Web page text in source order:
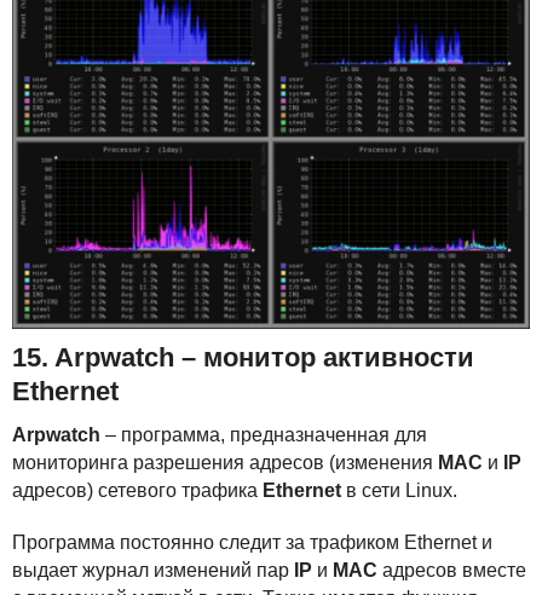
15. Arpwatch – монитор активности
Ethernet
Arpwatch – программа, предназначенная для
мониторинга разрешения адресов (изменения MAC и
IP
адресов) сетевого трафика Ethernetв сети Linux.
Программа постоянно следит за трафиком Ethernet и
выдает журнал изменений пар
IP и MAC адресов вместе